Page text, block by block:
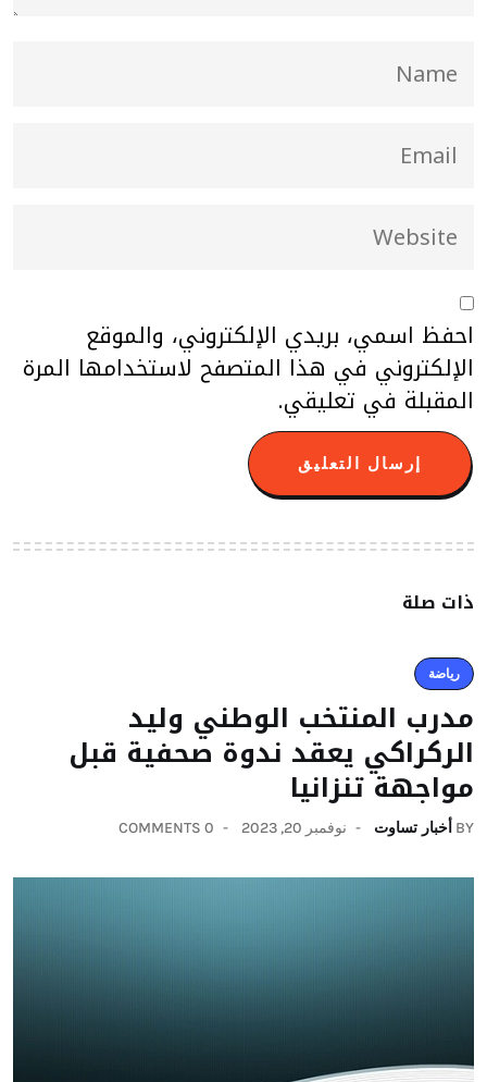
احفظ اسمي، بريدي الإلكتروني، والموقع
الإلكتروني في هذا المتصفح لاستخدامها المرة
المقبلة في تعليقي.
ذات صلة
رياضة
مدرب المنتخب الوطني وليد
الركراكي يعقد ندوة صحفية قبل
مواجهة تنزانيا
BY أخبار تساوت نوفمبر 20, 2023 0 COMMENTS